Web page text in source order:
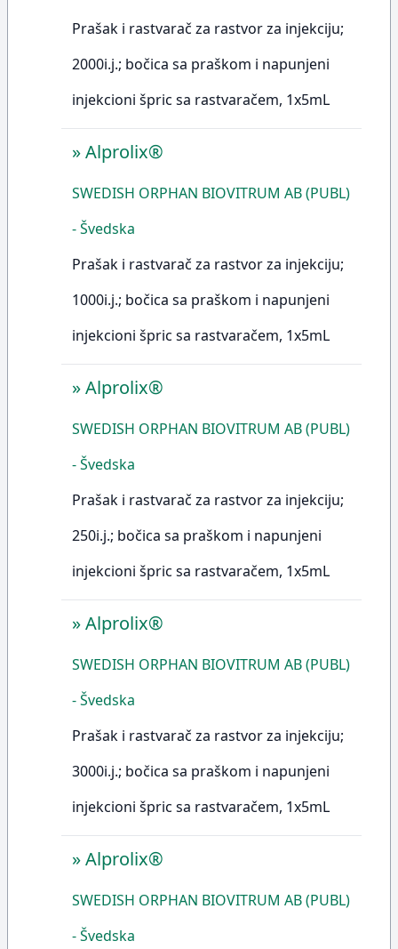
Prašak i rastvarač za rastvor za injekciju;
2000i.j.; bočica sa praškom i napunjeni
injekcioni špric sa rastvaračem, 1x5mL
»Alprolix®
SWEDISH ORPHAN BIOVITRUM AB (PUBL)
- Švedska
Prašak i rastvarač za rastvor za injekciju;
1000i.j.; bočica sa praškom i napunjeni
injekcioni špric sa rastvaračem, 1x5mL
»Alprolix®
SWEDISH ORPHAN BIOVITRUM AB (PUBL)
- Švedska
Prašak i rastvarač za rastvor za injekciju;
250i.j.; bočica sa praškom i napunjeni
injekcioni špric sa rastvaračem, 1x5mL
»Alprolix®
SWEDISH ORPHAN BIOVITRUM AB (PUBL)
- Švedska
Prašak i rastvarač za rastvor za injekciju;
3000i.j.; bočica sa praškom i napunjeni
injekcioni špric sa rastvaračem, 1x5mL
»Alprolix®
SWEDISH ORPHAN BIOVITRUM AB (PUBL)
- Švedska